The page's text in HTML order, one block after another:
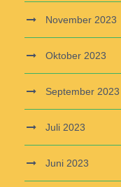
November 2023
Oktober 2023
September 2023
Juli 2023
Juni 2023